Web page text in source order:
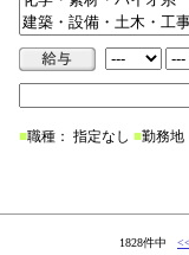
■職種： 指定なし ■勤務地
1828件中